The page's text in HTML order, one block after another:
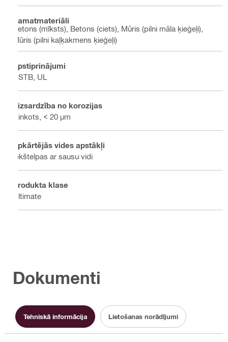
Pamatmateriāli
Betons (mīksts), Betons (ciets), Mūris (pilni māla ķieģeļi),
Mūris (pilni kaļķakmens ķieģeļi)
Apstiprinājumi
CSTB, UL
Aizsardzība no korozijas
Cinkots, < 20 µm
Apkārtējās vides apstākļi
Iekštelpas ar sausu vidi
Produkta klase
Ultimate
Dokumenti
Tehniskā informācija Lietošanas norādījumi